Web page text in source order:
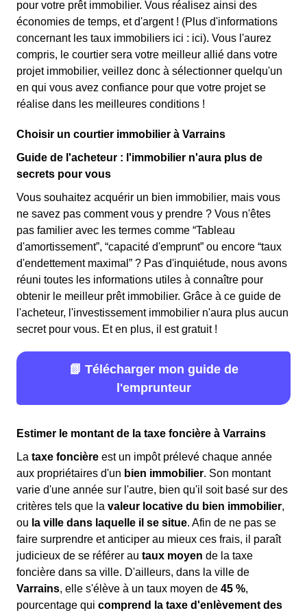
pour votre prêt immobilier. Vous réalisez ainsi des
économies de temps, et d'argent ! (Plus d'informations
concernant les taux immobiliers ici : ici). Vous l'aurez
compris, le courtier sera votre meilleur allié dans votre
projet immobilier, veillez donc à sélectionner quelqu'un
en qui vous avez confiance pour que votre projet se
réalise dans les meilleures conditions !
Choisir un courtier immobilier à Varrains
Guide de l'acheteur : l'immobilier n'aura plus de
secrets pour vous
Vous souhaitez acquérir un bien immobilier, mais vous
ne savez pas comment vous y prendre ? Vous n'êtes
pas familier avec les termes comme “Tableau
d'amortissement”, “capacité d'emprunt” ou encore “taux
d'endettement maximal” ? Pas d'inquiétude, nous avons
réuni toutes les informations utiles à connaître pour
obtenir le meilleur prêt immobilier. Grâce à ce guide de
l'acheteur, l'investissement immobilier n'aura plus aucun
secret pour vous. Et en plus, il est gratuit !
📗 Télécharger mon guide de
l'emprunteur
Estimer le montant de la taxe foncière à Varrains
La taxe foncière est un impôt prélevé chaque année
aux propriétaires d'un bien immobilier. Son montant
varie d'une année sur l'autre, bien qu'il soit basé sur des
critères tels que la valeur locative du bien immobilier,
ou la ville dans laquelle il se situe. Afin de ne pas se
faire surprendre et anticiper au mieux ces frais, il paraît
judicieux de se référer au taux moyen de la taxe
foncière dans sa ville. D'ailleurs, dans la ville de
Varrains, elle s'élève à un taux moyen de 45 %,
pourcentage qui comprend la taxe d'enlèvement des